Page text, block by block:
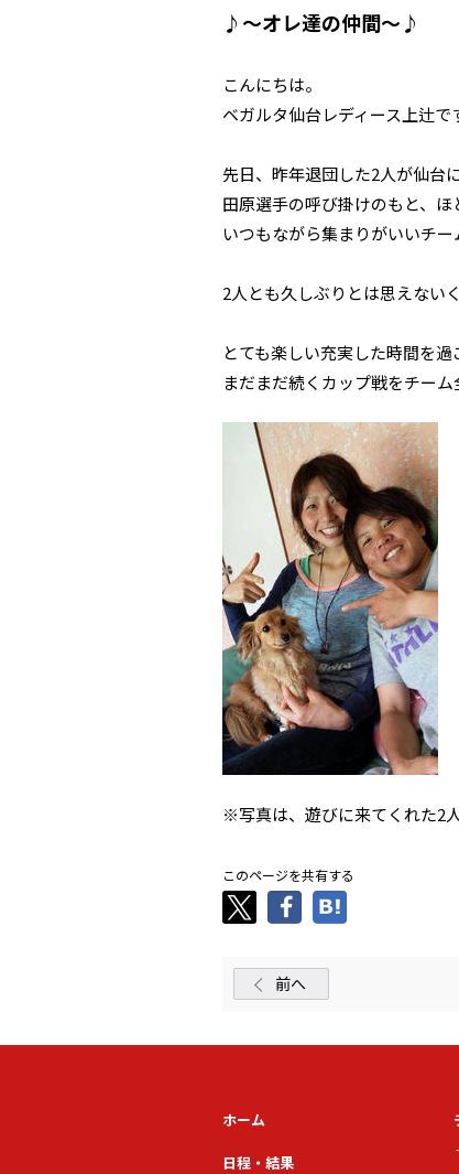
♪～オレ達の仲間～♪
こんにちは。
ベガルタ仙台レディース上辻で
先日、昨年退団した2人が仙台
田原選手の呼び掛けのもと、
いつもながら集まりがいいチ
2人とも久しぶりとは思えない
とても楽しい充実した時間を過
まだまだ続くカップ戦をチー
※写真は、遊びに来てくれた2
このページを共有する
前へ
ホーム
日程・結果